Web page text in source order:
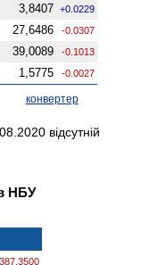
3,8407 +0.0229
27,6486 -0.0307
39,0089 -0.1013
1,5775 -0.0027
конвертер
відсутній
НБУ